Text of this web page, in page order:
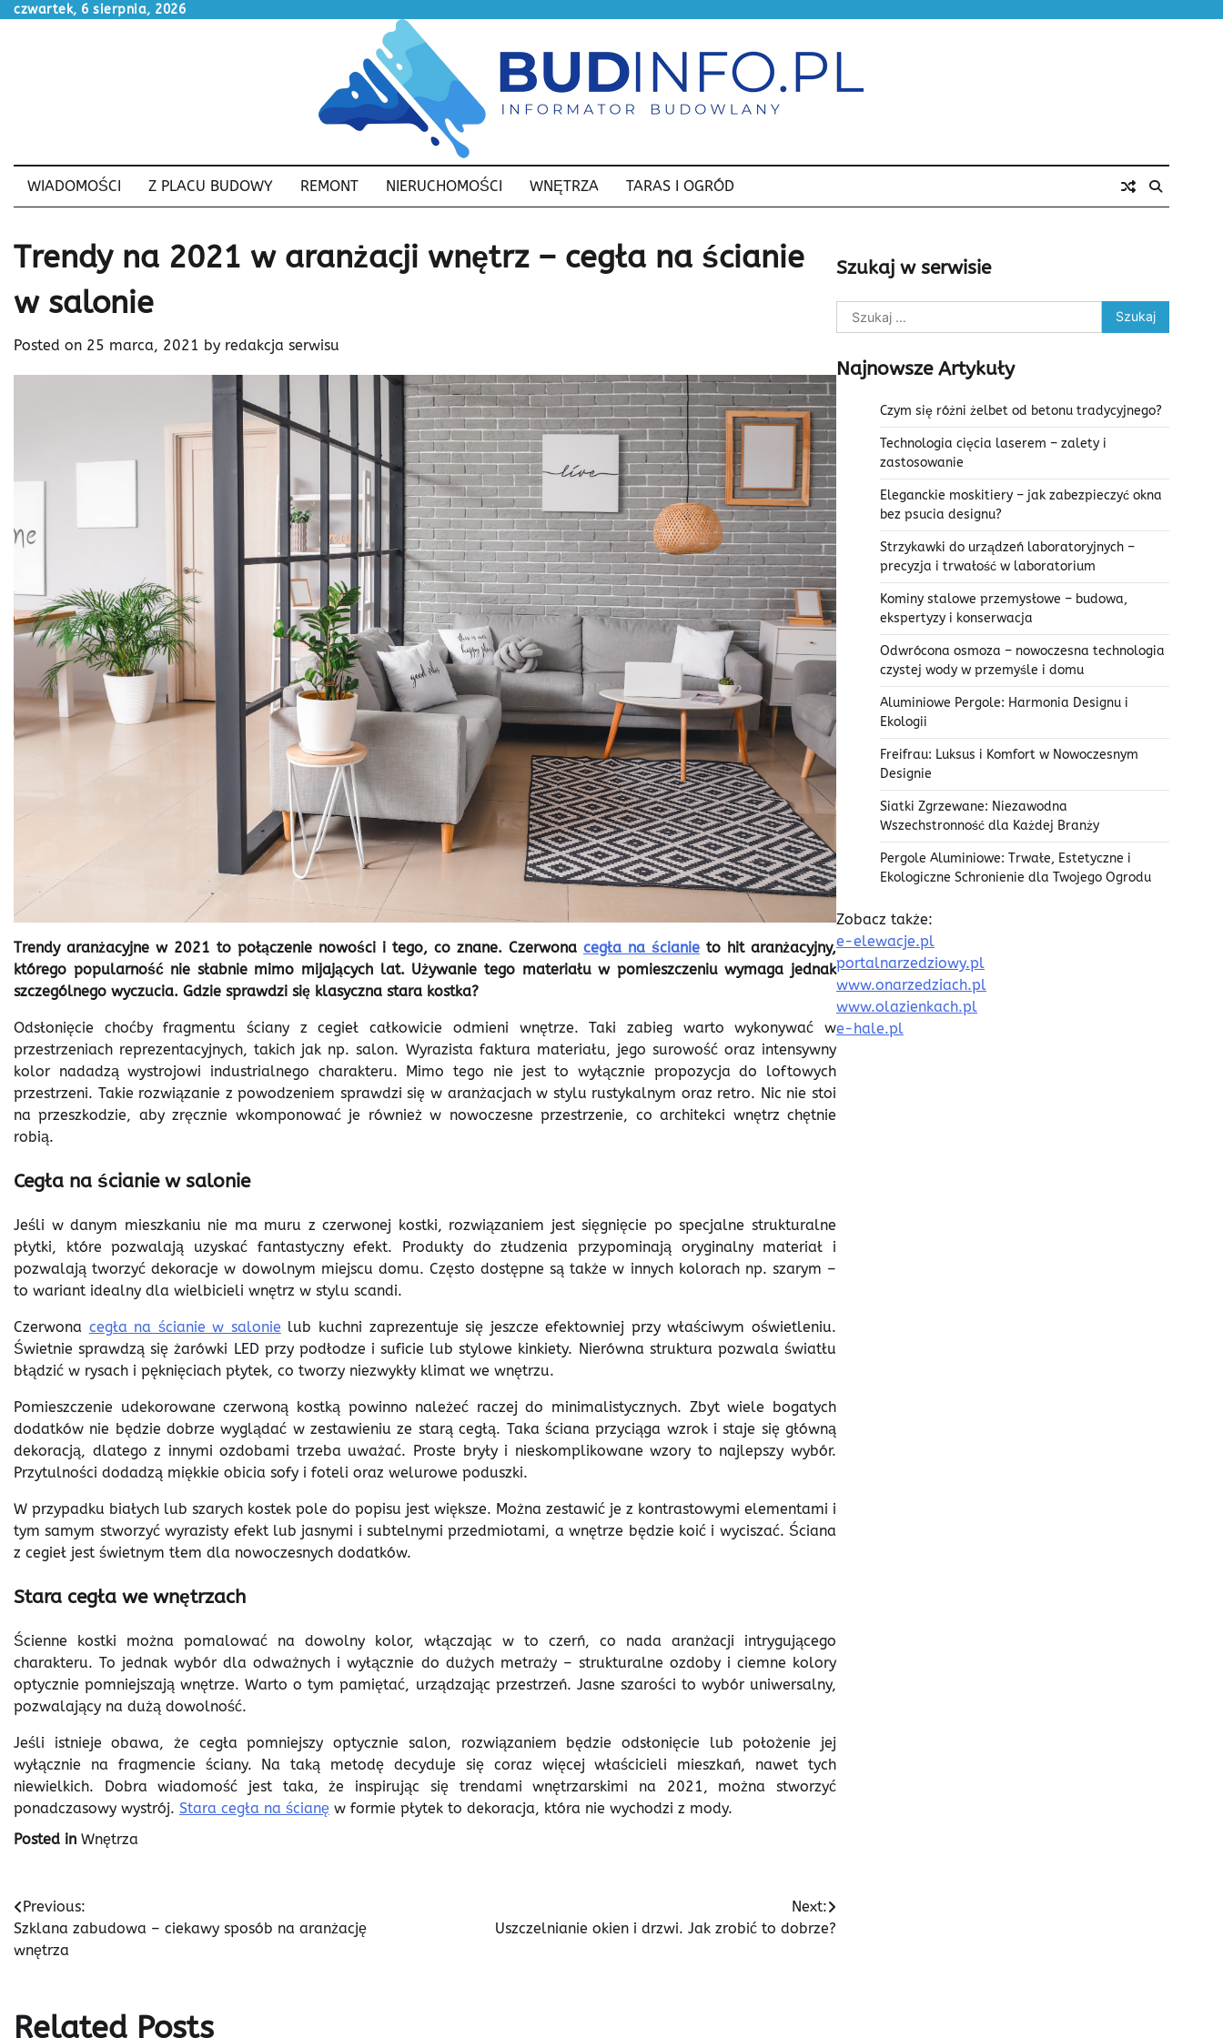
Skipczwartek, 6 sierpnia, 2026
WIADOMOŚCI Z PLACU BUDOWY REMONT NIERUCHOMOŚCI WNĘTRZA TARAS I OGRÓD
Trendy na 2021 w aranżacji wnętrz – cegła na ścianie
w salonie
Posted on 25 marca, 2021 by redakcja serwisu
Trendy aranżacyjne w 2021 to połączenie nowości i tego, co znane. Czerwona cegła na ścianie to hit aranżacyjny,
którego popularność nie słabnie mimo mijających lat. Używanie tego materiału w pomieszczeniu wymaga jednak
szczególnego wyczucia. Gdzie sprawdzi się klasyczna stara kostka?
Odsłonięcie choćby fragmentu ściany z cegieł całkowicie odmieni wnętrze. Taki zabieg warto wykonywać w
przestrzeniach reprezentacyjnych, takich jak np. salon. Wyrazista faktura materiału, jego surowość oraz intensywny
kolor nadadzą wystrojowi industrialnego charakteru. Mimo tego nie jest to wyłącznie propozycja do loftowych
przestrzeni. Takie rozwiązanie z powodzeniem sprawdzi się w aranżacjach w stylu rustykalnym oraz retro. Nic nie stoi
na przeszkodzie, aby zręcznie wkomponować je również w nowoczesne przestrzenie, co architekci wnętrz chętnie
robią.
Cegła na ścianie w salonie
Jeśli w danym mieszkaniu nie ma muru z czerwonej kostki, rozwiązaniem jest sięgnięcie po specjalne strukturalne
płytki, które pozwalają uzyskać fantastyczny efekt. Produkty do złudzenia przypominają oryginalny materiał i
pozwalają tworzyć dekoracje w dowolnym miejscu domu. Często dostępne są także w innych kolorach np. szarym –
to wariant idealny dla wielbicieli wnętrz w stylu scandi.
Czerwona cegła na ścianie w salonie lub kuchni zaprezentuje się jeszcze efektowniej przy właściwym oświetleniu.
Świetnie sprawdzą się żarówki LED przy podłodze i suficie lub stylowe kinkiety. Nierówna struktura pozwala światłu
błądzić w rysach i pęknięciach płytek, co tworzy niezwykły klimat we wnętrzu.
Pomieszczenie udekorowane czerwoną kostką powinno należeć raczej do minimalistycznych. Zbyt wiele bogatych
dodatków nie będzie dobrze wyglądać w zestawieniu ze starą cegłą. Taka ściana przyciąga wzrok i staje się główną
dekoracją, dlatego z innymi ozdobami trzeba uważać. Proste bryły i nieskomplikowane wzory to najlepszy wybór.
Przytulności dodadzą miękkie obicia sofy i foteli oraz welurowe poduszki.
W przypadku białych lub szarych kostek pole do popisu jest większe. Można zestawić je z kontrastowymi elementami i
tym samym stworzyć wyrazisty efekt lub jasnymi i subtelnymi przedmiotami, a wnętrze będzie koić i wyciszać. Ściana
z cegieł jest świetnym tłem dla nowoczesnych dodatków.
Stara cegła we wnętrzach
Ścienne kostki można pomalować na dowolny kolor, włączając w to czerń, co nada aranżacji intrygującego
charakteru. To jednak wybór dla odważnych i wyłącznie do dużych metraży – strukturalne ozdoby i ciemne kolory
optycznie pomniejszają wnętrze. Warto o tym pamiętać, urządzając przestrzeń. Jasne szarości to wybór uniwersalny,
pozwalający na dużą dowolność.
Jeśli istnieje obawa, że cegła pomniejszy optycznie salon, rozwiązaniem będzie odsłonięcie lub położenie jej
wyłącznie na fragmencie ściany. Na taką metodę decyduje się coraz więcej właścicieli mieszkań, nawet tych
niewielkich. Dobra wiadomość jest taka, że inspirując się trendami wnętrzarskimi na 2021, można stworzyć
ponadczasowy wystrój. Stara cegła na ścianę w formie płytek to dekoracja, która nie wychodzi z mody.
Posted in Wnętrza
Nawigacja
wpisu
Previous:
Szklana zabudowa – ciekawy sposób na aranżację
wnętrza
Next:
Uszczelnianie okien i drzwi. Jak zrobić to dobrze?
Related Posts
Szukaj w serwisie
Szukaj:
Najnowsze Artykuły
Czym się różni żelbet od betonu tradycyjnego?
Technologia cięcia laserem – zalety i
zastosowanie
Eleganckie moskitiery – jak zabezpieczyć okna
bez psucia designu?
Strzykawki do urządzeń laboratoryjnych –
precyzja i trwałość w laboratorium
Kominy stalowe przemysłowe – budowa,
ekspertyzy i konserwacja
Odwrócona osmoza – nowoczesna technologia
czystej wody w przemyśle i domu
Aluminiowe Pergole: Harmonia Designu i
Ekologii
Freifrau: Luksus i Komfort w Nowoczesnym
Designie
Siatki Zgrzewane: Niezawodna
Wszechstronność dla Każdej Branży
Pergole Aluminiowe: Trwałe, Estetyczne i
Ekologiczne Schronienie dla Twojego Ogrodu
Zobacz także:
e-elewacje.pl
portalnarzedziowy.pl
www.onarzedziach.pl
www.olazienkach.pl
e-hale.pl